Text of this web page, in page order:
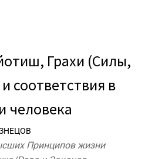
Грахи (Силы,
соответствия в
человека
Принципов жизни